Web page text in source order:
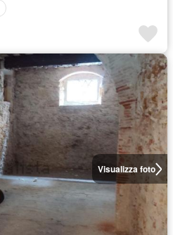
Visualizza foto